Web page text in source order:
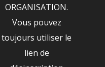
ORGANISATION.
Vous pouvez
toujours utiliser le
lien de